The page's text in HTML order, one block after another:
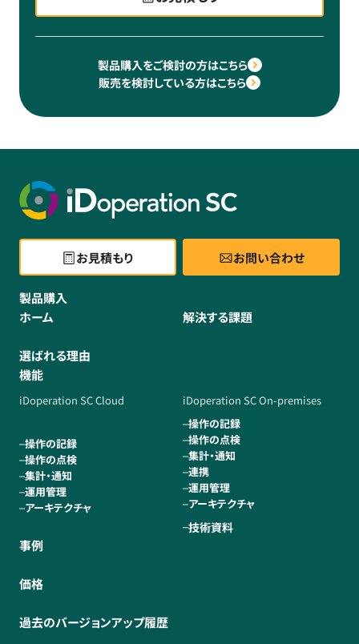
製品購入をご検討の方はこちら
販売を検討している方はこちら
お見積もり お問い合わせ
製品購入
ホーム
解決する課題
選ばれる理由
機能
iDoperation SC Cloud
操作の記録
操作の点検
集計・通知
運用管理
アーキテクチャ
iDoperation SC On-premises
操作の記録
操作の点検
集計・通知
連携
運用管理
アーキテクチャ
技術資料
事例
価格
過去のバージョンアップ履歴